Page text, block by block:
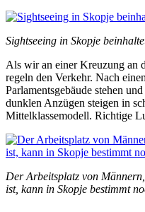
Sightseeing in Skopje
Als wir an einer Kreuzung an
regeln den Verkehr. Nach
Parlamentsgebäude stehen
dunklen Anzügen steigen in
Mittelklassemodell. Richtige
Der Arbeitsplatz von
ist, kann in Skopje bestimmt